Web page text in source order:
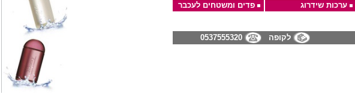
ערכות שידרוג
פדים ומשטחים לעכבר
לקופה 0537555320